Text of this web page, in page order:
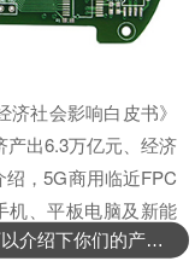
社会影响白皮书》
出6.3万亿元、经济
，5G商用临近FPC
机、平板电脑及新能
性线路板到2019年
可以介绍下你们的产品么？